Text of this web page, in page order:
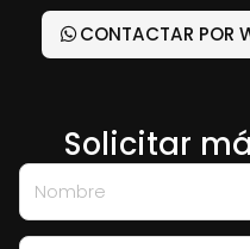
CONTACTAR POR
Solicitar
Nombre